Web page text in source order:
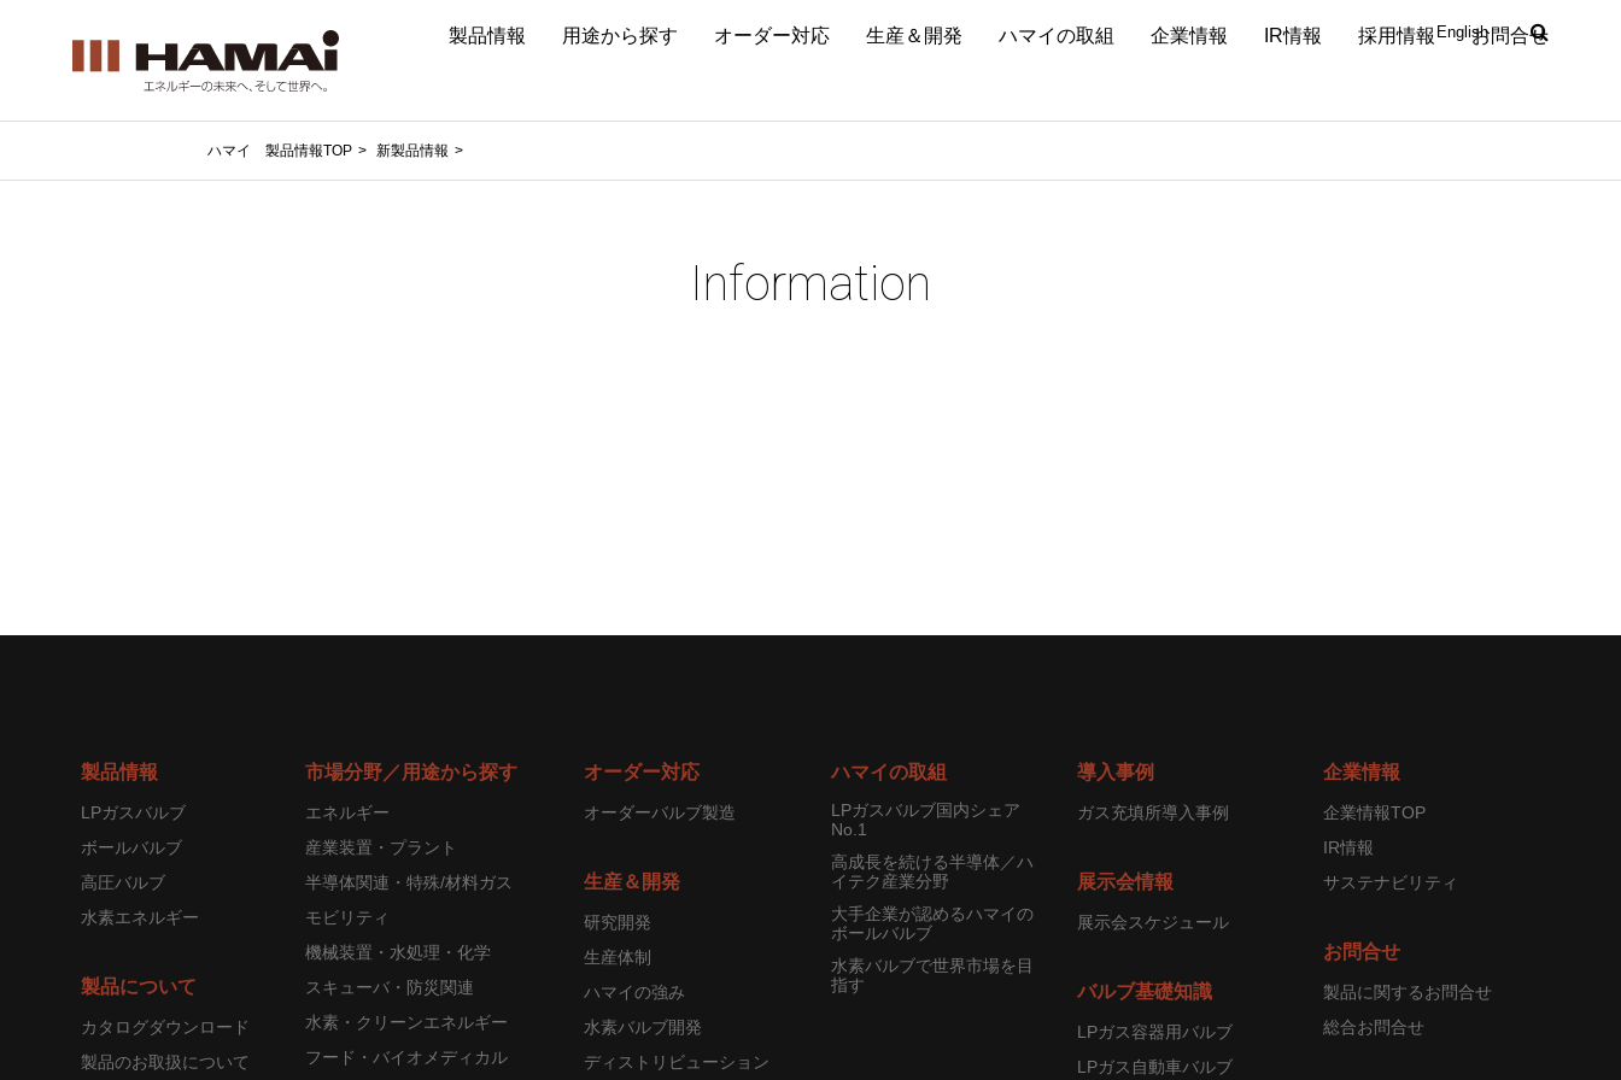
製品情報 用途から探す オーダー対応 生産＆開発 ハマイの取組 企業情報 IR情報 採用情報 お問合せ
English
ハマイ 製品情報TOP 新製品情報
Information
製品情報
LPガスバルブ
ボールバルブ
高圧バルブ
水素エネルギー
製品について
カタログダウンロード
製品のお取扱について
市場分野／用途から探す
エネルギー
産業装置・プラント
半導体関連・特殊/材料ガス
モビリティ
機械装置・水処理・化学
スキューバ・防災関連
水素・クリーンエネルギー
フード・バイオメディカル
オーダー対応
オーダーバルブ製造
生産＆開発
研究開発
生産体制
ハマイの強み
水素バルブ開発
ディストリビューション
ハマイの取組
LPガスバルブ国内シェア
No.1
高成長を続ける半導体／ハ
イテク産業分野
大手企業が認めるハマイの
ボールバルブ
水素バルブで世界市場を目
指す
導入事例
ガス充填所導入事例
展示会情報
展示会スケジュール
バルブ基礎知識
LPガス容器用バルブ
LPガス自動車バルブ
企業情報
企業情報TOP
IR情報
サステナビリティ
お問合せ
製品に関するお問合せ
総合お問合せ